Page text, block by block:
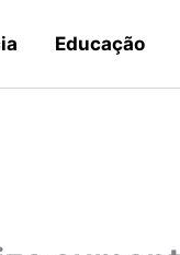
Educação